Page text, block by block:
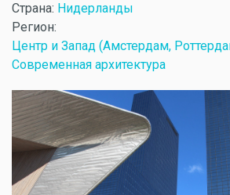
Страна: Нидерланды
Регион:
Центр и Запад (Амстердам,
Современная архитектура